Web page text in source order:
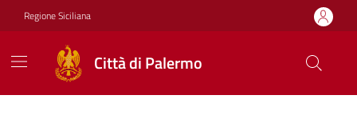
Vai ai contenuti
Vai al footer
Regione Siciliana
Città di Palermo